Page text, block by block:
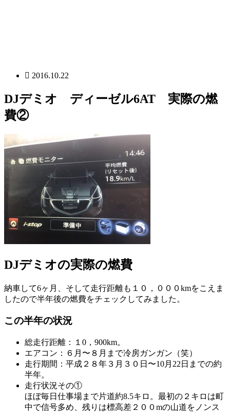
2016.10.22
DJデミオ ディーゼル6AT 実際の燃
費②
DJデミオの実際の燃費
納車して6ヶ月、そして走行距離も１０，０００kmをこえま
したので半年後の燃費をチェックしてみました。
この半年の状況
総走行距離：１0，900km。
エアコン：６月〜８月まで冷房ガンガン（笑）
走行期間：平成２８年３月３０日〜10月22日までの約
半年。
走行状況その①
ほぼ毎日仕事場まで片道約8.5キロ。最初の２キロは町
中で信号多め、残りは標高差２００mの山道をノンス